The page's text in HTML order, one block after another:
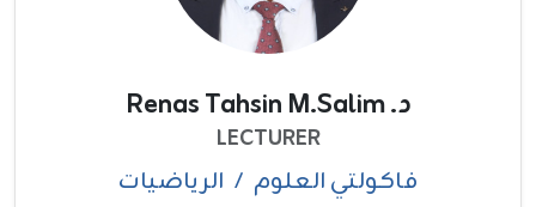
د. Renas Tahsin M.Salim
LECTURER
فاکولتي العلوم / الرياضيات